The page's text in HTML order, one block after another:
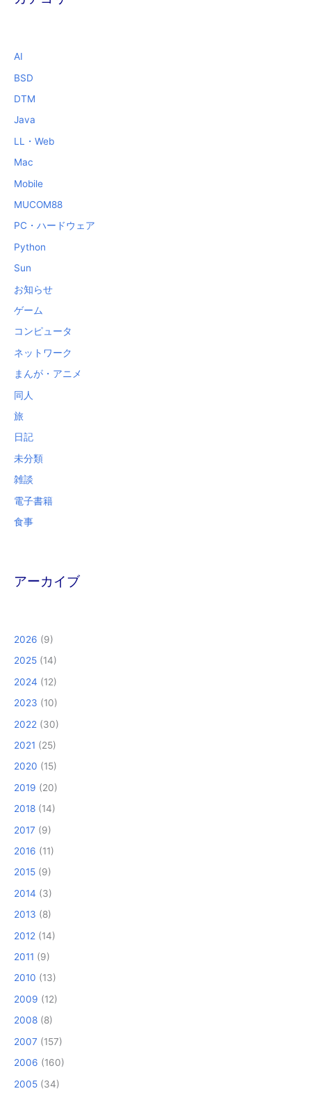
AI
BSD
DTM
Java
LL・Web
Mac
Mobile
MUCOM88
PC・ハードウェア
Python
Sun
お知らせ
ゲーム
コンピュータ
ネットワーク
まんが・アニメ
同人
旅
日記
未分類
雑談
電子書籍
食事
アーカイブ
2026 (9)
2025 (14)
2024 (12)
2023 (10)
2022 (30)
2021 (25)
2020 (15)
2019 (20)
2018 (14)
2017 (9)
2016 (11)
2015 (9)
2014 (3)
2013 (8)
2012 (14)
2011 (9)
2010 (13)
2009 (12)
2008 (8)
2007 (157)
2006 (160)
2005 (34)